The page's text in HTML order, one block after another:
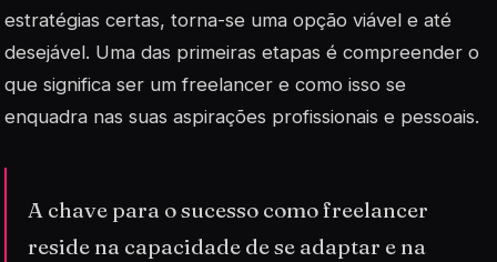
estratégias certas, torna-se uma opção viável e até
desejável. Uma das primeiras etapas é compreender o
que significa ser um freelancer e como isso se
enquadra nas suas aspirações profissionais e pessoais.
A chave para o sucesso como freelancer
reside na capacidade de se adaptar e na